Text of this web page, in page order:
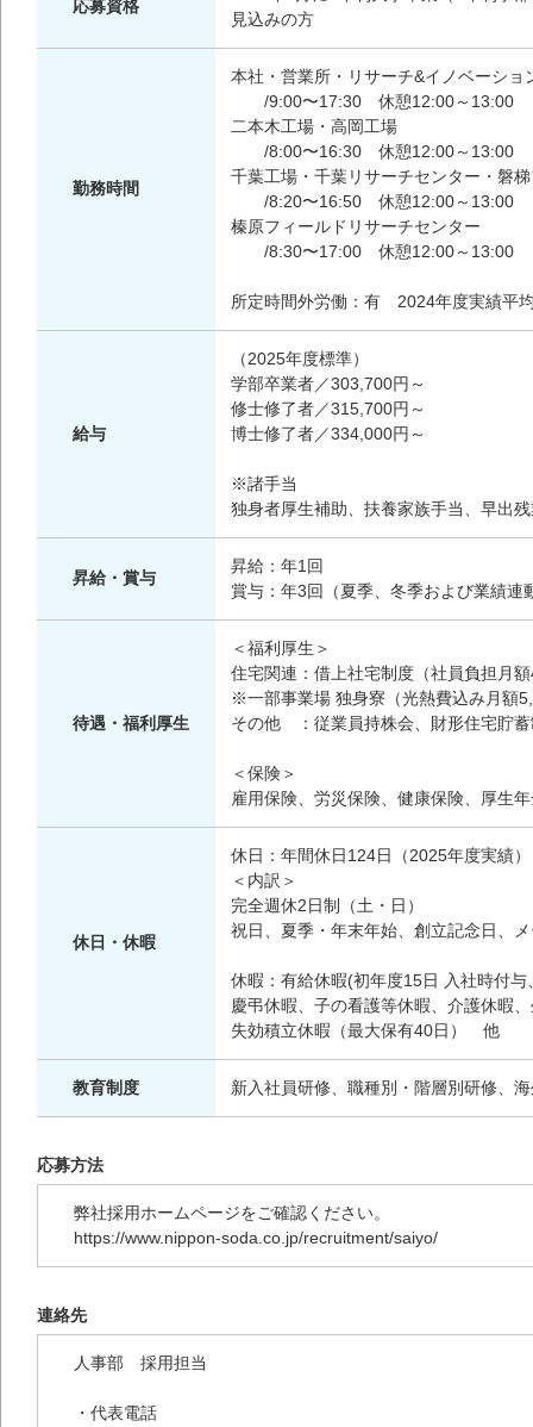
応募資格
見込みの方
勤務時間
本社・営業所・リサーチ&イノベーショ
/9:00〜17:30 休憩12:00～13:00
二本木工場・高岡工場
/8:00〜16:30 休憩12:00～13:00
千葉工場・千葉リサーチセンター・磐
/8:20〜16:50 休憩12:00～13:00
榛原フィールドリサーチセンター
/8:30〜17:00 休憩12:00～13:00
所定時間外労働：有 2024年度実績平
給与
（2025年度標準）
学部卒業者／303,700円～
修士修了者／315,700円～
博士修了者／334,000円～
※諸手当
独身者厚生補助、扶養家族手当、早出
昇給・賞与
昇給：年1回
賞与：年3回（夏季、冬季および業績連
待遇・福利厚生
＜福利厚生＞
住宅関連：借上社宅制度（社員負担月
※一部事業場 独身寮（光熱費込み月額
その他 ：従業員持株会、財形住宅貯
＜保険＞
雇用保険、労災保険、健康保険、厚生
休日・休暇
休日：年間休日124日（2025年度実績）
＜内訳＞
完全週休2日制（土・日）
祝日、夏季・年末年始、創立記念日、
休暇：有給休暇(初年度15日 入社時付
慶弔休暇、子の看護等休暇、介護休暇
失効積立休暇（最大保有40日） 他
教育制度 新入社員研修、職種別・階層別研修、
応募方法
弊社採用ホームページをご確認ください。
https://www.nippon-soda.co.jp/recruitment/saiyo/
連絡先
人事部 採用担当
・代表電話